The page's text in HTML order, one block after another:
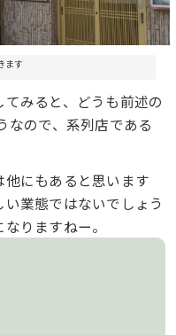
ます
みると、どうも前述の
なので、系列店である
にもあると思います
業態ではないでしょう
りますねー。